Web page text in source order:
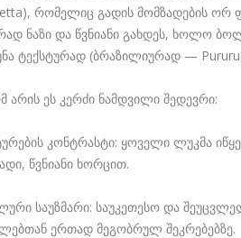
რომელიც გადის მომზადების ორ
ნაზი და წვნიანი გახდეს, ხოლო
ტექსტურად (ბრაზილიურად —
არის ეს კერძი ნამდვილი შედევრი:
კონტრასტი: ყოველი ლუკმა
წვნიანი ხორცით.
საუზმარი: საუკეთესო და
ერთად მეგობრულ შეკრებებზე.